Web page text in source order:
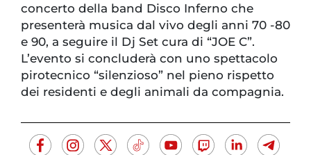
concerto della band Disco Inferno che
presenterà musica dal vivo degli anni 70 -80
e 90, a seguire il Dj Set cura di “JOE C”.
L’evento si concluderà con uno spettacolo
pirotecnico “silenzioso” nel pieno rispetto
dei residenti e degli animali da compagnia.